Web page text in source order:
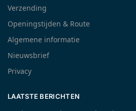
Verzending
Openingstijden & Route
Algemene informatie
Nieuwsbrief
Privacy
LAATSTE BERICHTEN